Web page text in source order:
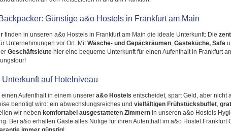
Günstige a&o Hostels in Frankfurt am Main
finden in unseren a&o Hostels in Frankfurt am Main die ideale Unterkunft: Die
Unternehmungen vor Ort. MitWäsche- und Gepäckräumen, Gästeküche, Safe
Geschäftsleute hier eine bequeme Unterkunft für einen Aufenthalt in Frankfurt
auf Hotelniveau
einen Aufenthalt in einem unserer a&o Hostels entscheidet, spart Geld, aber nicht
benötigt wird: ein abwechslungsreiches und vielfältigen Frühstücksbuffet,
wir neben komfortabel ausgestatteten Zimmern in unseren a&o Hostels
Bei a&o erhalten Gäste alles Nötige für ihren Aufenthalt im a&o Hostel